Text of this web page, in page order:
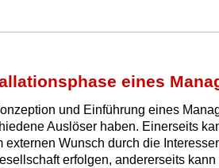
eines
und Einführung eines
Auslöser haben. Einerseits
externen Wunsch durch die
erfolgen, andererseits